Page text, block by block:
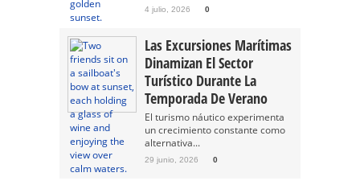
4 julio, 2026 0
Las Excursiones Marítimas
Dinamizan El Sector
Turístico Durante La
Temporada De Verano
El turismo náutico experimenta
un crecimiento constante como
alternativa...
29 junio, 2026 0